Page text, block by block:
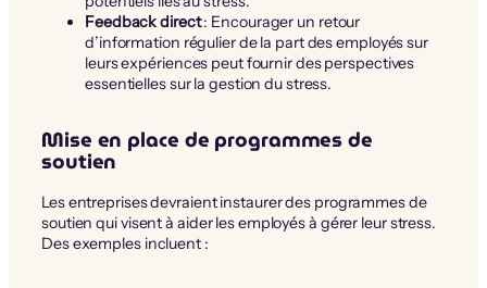
Feedback direct: Encourager un retour
d’information régulier de la part des employés sur
leurs expériences peut fournir des perspectives
essentielles sur la gestion du stress.
Mise en place de programmes de
soutien
Les entreprises devraient instaurer des programmes de
soutien qui visent à aider les employés à gérer leur stress.
Des exemples incluent :